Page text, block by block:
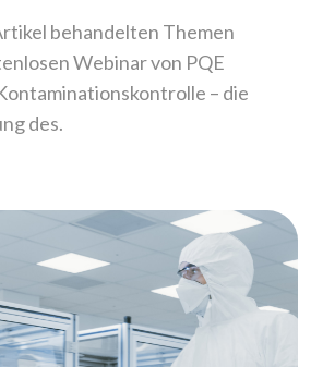
behandelten Themen
Webinar von PQE
– die
des.